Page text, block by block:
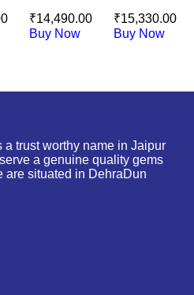
₹14,490.00
Buy Now
₹15,330.00
Buy Now
a trust worthy name in Jaipur
a genuine quality gems
are situated in DehraDun